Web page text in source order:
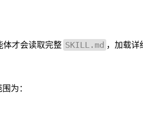
体才会读取完整 SKILL.md ，加载详
为：